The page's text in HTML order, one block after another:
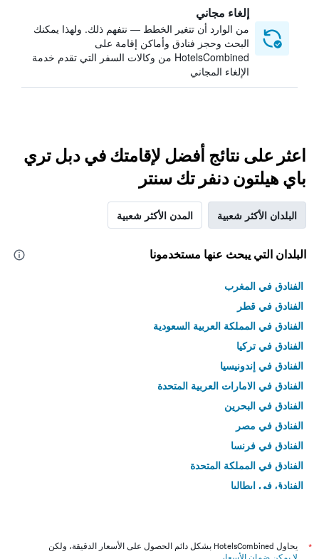
إلغاء مجاني
من الوارد أن تتغير الخطط — نتفهم ذلك. ولهذا يمكنك
البحث وحجز فنادق وأماكن إقامة على
HotelsCombined من وكالات السفر التي تقدم خدمة
الإلغاء المجاني
اعثر على نتائج أفضل لإقامتك في دبل تري
باي هيلتون دنفر تك سنتر
البلدان الأكثر شعبية المدن الأكثر شعبية
البلدان التي يبحث عنها مستخدمونا
الفنادق في المغرب
الفنادق في قطر
الفنادق في المملكة العربية السعودية
الفنادق في تركيا
الفنادق في إندونيسيا
الفنادق في الامارات العربية المتحدة
الفنادق في البحرين
الفنادق في مصر
الفنادق في فرنسا
الفنادق في المملكة المتحدة
الفنادق في إيطاليا
*
يحاول HotelsCombined بشكل دائم الحصول على الأسعار الدقيقة، ولكن